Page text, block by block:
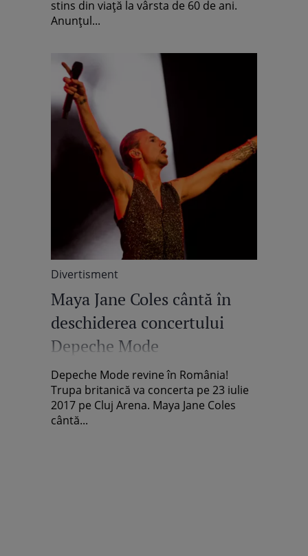
stins din viață la vârsta de 60 de ani.
Anunțul...
Divertisment
Maya Jane Coles cântă în
deschiderea concertului
Depeche Mode
Depeche Mode revine în România!
Trupa britanică va concerta pe 23 iulie
2017 pe Cluj Arena. Maya Jane Coles
cântă...